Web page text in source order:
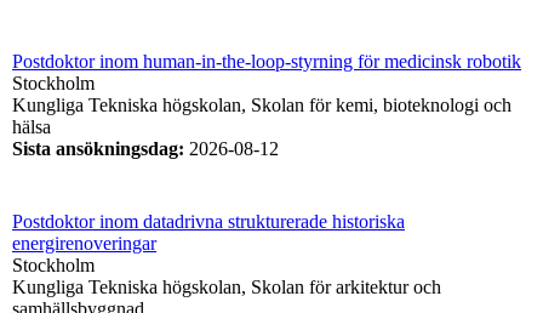
Postdoktor inom human-in-the-loop-styrning för medicinsk robotik
Stockholm
Kungliga Tekniska högskolan, Skolan för kemi, bioteknologi och
hälsa
Sista ansökningsdag: 2026-08-12
Postdoktor inom datadrivna strukturerade historiska
energirenoveringar
Stockholm
Kungliga Tekniska högskolan, Skolan för arkitektur och
samhällsbyggnad